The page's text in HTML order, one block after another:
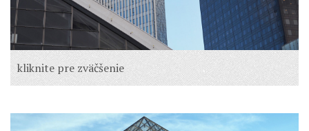
kliknite pre zväčšenie